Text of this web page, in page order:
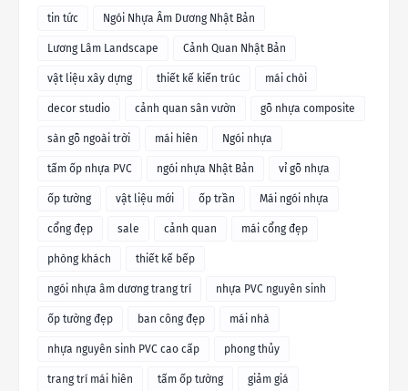
tin tức Ngói Nhựa Âm Dương Nhật Bản
Lương Lâm Landscape Cảnh Quan Nhật Bản
vật liệu xây dựng thiết kế kiến trúc mái chòi
decor studio cảnh quan sân vườn gỗ nhựa composite
sàn gỗ ngoài trời mái hiên Ngói nhựa
tấm ốp nhựa PVC ngói nhựa Nhật Bản vỉ gỗ nhựa
ốp tường vật liệu mới ốp trần Mái ngói nhựa
cổng đẹp sale cảnh quan mái cổng đẹp
phòng khách thiết kế bếp
ngói nhựa âm dương trang trí nhựa PVC nguyên sinh
ốp tường đẹp ban công đẹp mái nhà
nhựa nguyên sinh PVC cao cấp phong thủy
trang trí mái hiên tấm ốp tường giảm giá